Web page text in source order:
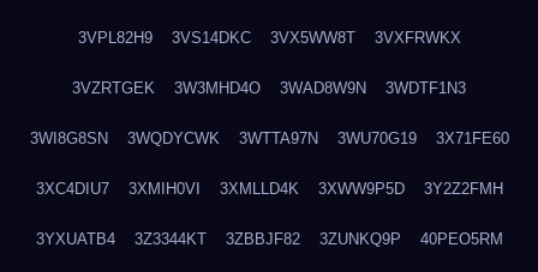
3VPL82H9 3VS14DKC 3VX5WW8T 3VXFRWKX
3VZRTGEK 3W3MHD4O 3WAD8W9N 3WDTF1N3
3WI8G8SN 3WQDYCWK 3WTTA97N 3WU70G19 3X71FE60
3XC4DIU7 3XMIH0VI 3XMLLD4K 3XWW9P5D 3Y2Z2FMH
3YXUATB4 3Z3344KT 3ZBBJF82 3ZUNKQ9P 40PEO5RM